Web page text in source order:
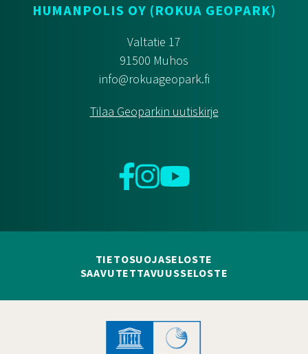
HUMANPOLIS OY (ROKUA GEOPARK)
Valtatie 17
91500 Muhos
info@rokuageopark.fi
Tilaa Geoparkin uutiskirje
Facebook
InstagramYouTube
TIETOSUOJASELOSTE
SAAVUTETTAVUUSSELOSTE